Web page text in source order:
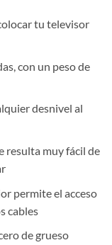
tu televisor
con un peso de
desnivel al
resulta muy fácil de
permite el acceso
cables
de grueso